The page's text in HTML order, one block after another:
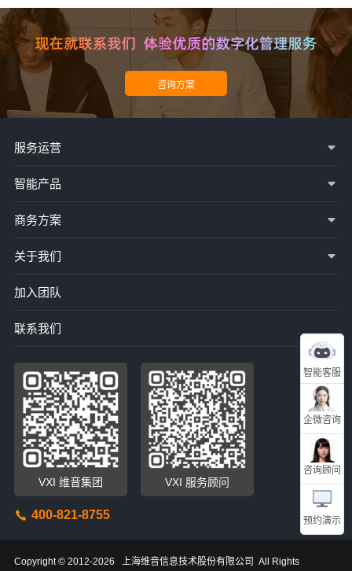
智能客服
企微咨询
咨询顾问
预约演示
服务运营
智能产品
商务方案
关于我们
加入团队
联系我们
VXI 维音集团 VXI 服务顾问
400-821-8755
Copyright © 2012-2026 上海维音信息技术股份有限公司 All Rights